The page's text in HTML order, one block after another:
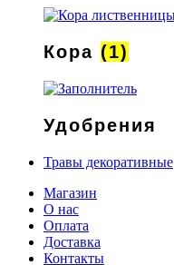
Кора (1)
Удобрения
Травы декоративные
Магазин
О нас
Оплата
Доставка
Контакты